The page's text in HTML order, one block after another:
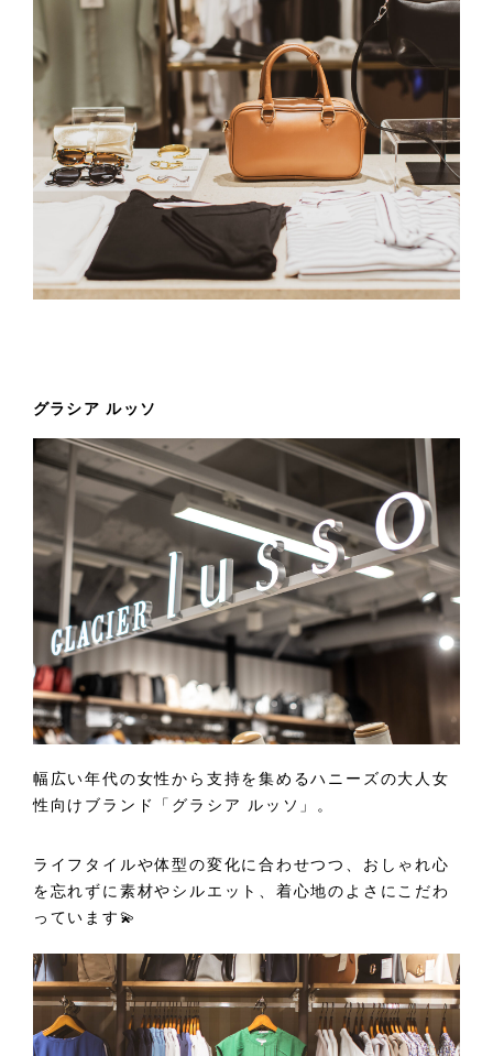
グラシア ルッソ
幅広い年代の女性から支持を集めるハニーズの大人女
性向けブランド「グラシア ルッソ」。
ライフタイルや体型の変化に合わせつつ、おしゃれ心
を忘れずに素材やシルエット、着心地のよさにこだわ
っています💫